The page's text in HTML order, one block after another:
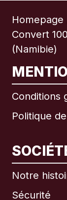
Homepage
Convert
(Namibie)
Conditions
Politique
Notre
Sécurité